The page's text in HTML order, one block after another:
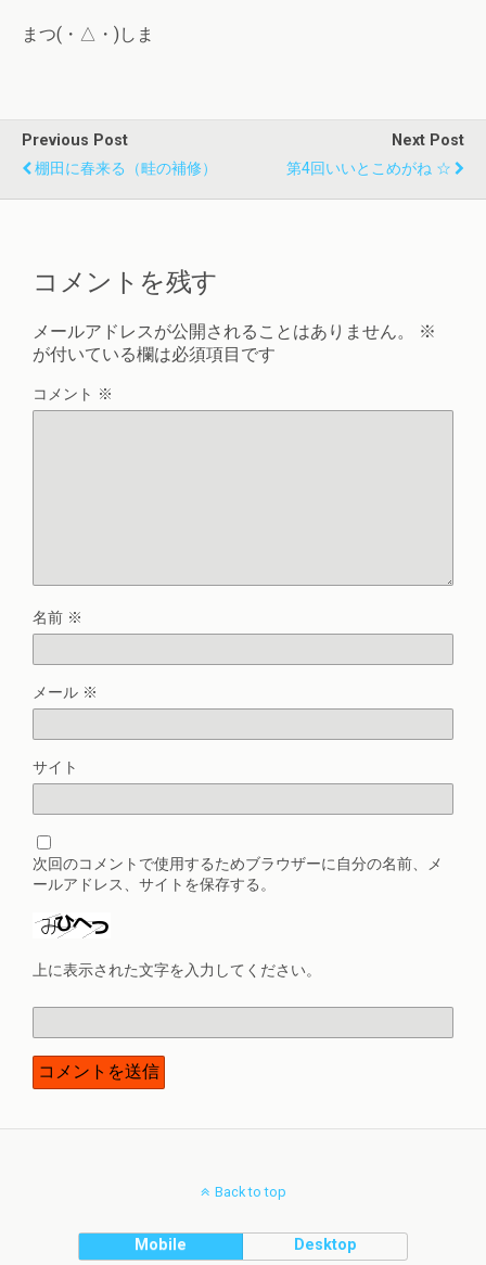
まつ(・△・)しま
Previous Post
棚田に春来る（畦の補修）
Next Post
第4回いいとこめがね ☆
コメントを残す
メールアドレスが公開されることはありません。
※
が付いている欄は必須項目です
コメント ※
名前 ※
メール ※
サイト
次回のコメントで使用するためブラウザーに自分の名前、メ
ールアドレス、サイトを保存する。
上に表示された文字を入力してください。
Back to top
Mobile Desktop